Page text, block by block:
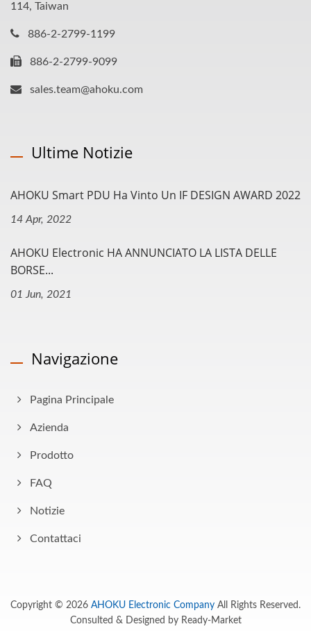
114, Taiwan
886-2-2799-1199
886-2-2799-9099
sales.team@ahoku.com
Ultime Notizie
AHOKU Smart PDU Ha Vinto Un IF DESIGN AWARD 2022
14 Apr, 2022
AHOKU Electronic HA ANNUNCIATO LA LISTA DELLE
BORSE...
01 Jun, 2021
Navigazione
Pagina Principale
Azienda
Prodotto
FAQ
Notizie
Contattaci
Copyright © 2026 AHOKU Electronic Company All Rights Reserved.
Consulted & Designed by Ready-Market